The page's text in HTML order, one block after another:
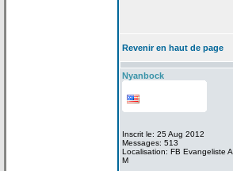
Revenir en haut de page
Nyanbock
Inscrit le: 25 Aug 2012
Messages: 513
Localisation: FB Evangeliste A
M